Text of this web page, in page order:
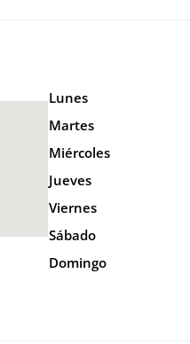
Lunes
Martes
Miércoles
Jueves
Viernes
Sábado
Domingo